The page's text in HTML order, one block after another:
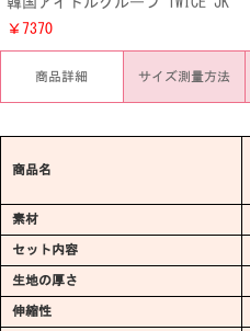
制服セット プリーツスカート 格
子 トゥワイス ダンス服
￥7370
商品詳細 サイズ測量方法
商品名
素材
セット内容
生地の厚さ
伸縮性